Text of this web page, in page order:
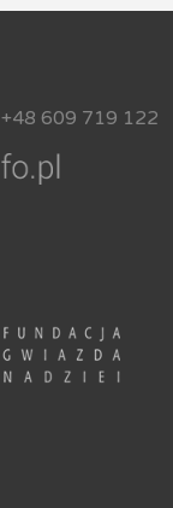
+48 609 719 122